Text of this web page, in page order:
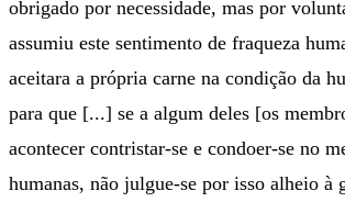
obrigado por necessidade, mas por
assumiu este sentimento de fraqueza
aceitara a própria carne na condição da
para que [...] se a algum deles [os
acontecer contristar-se e condoer-se no
humanas, não julgue-se por isso alheio à